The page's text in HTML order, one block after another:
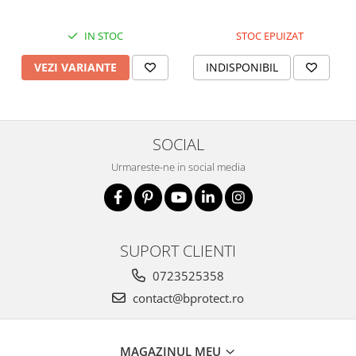
Masini de amestecat si vopsit
Masini de gaurit si insurubat
Scule electrice de banc
Suflante aer cald si aspiratoare
IN STOC
VEZI VARIANTE
STOC EPUIZAT
INDISPONIBIL
SOCIAL
Urmareste-ne in social media
SUPORT CLIENTI
0723525358
contact@bprotect.ro
MAGAZINUL MEU